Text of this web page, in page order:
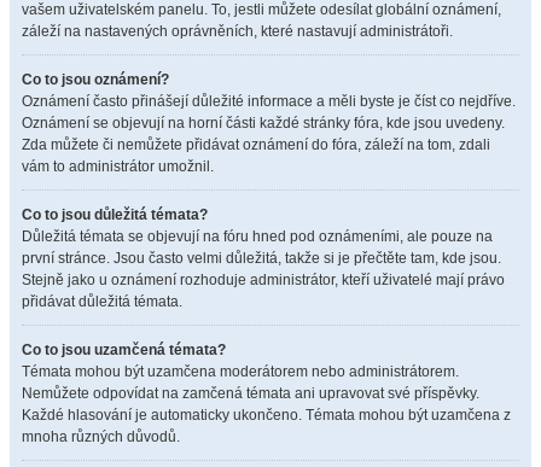
vašem uživatelském panelu. To, jestli můžete odesílat globální oznámení,
záleží na nastavených oprávněních, které nastavují administrátoři.
Co to jsou oznámení?
Oznámení často přinášejí důležité informace a měli byste je číst co nejdříve.
Oznámení se objevují na horní části každé stránky fóra, kde jsou uvedeny.
Zda můžete či nemůžete přidávat oznámení do fóra, záleží na tom, zdali
vám to administrátor umožnil.
Co to jsou důležitá témata?
Důležitá témata se objevují na fóru hned pod oznámeními, ale pouze na
první stránce. Jsou často velmi důležitá, takže si je přečtěte tam, kde jsou.
Stejně jako u oznámení rozhoduje administrátor, kteří uživatelé mají právo
přidávat důležitá témata.
Co to jsou uzamčená témata?
Témata mohou být uzamčena moderátorem nebo administrátorem.
Nemůžete odpovídat na zamčená témata ani upravovat své příspěvky.
Každé hlasování je automaticky ukončeno. Témata mohou být uzamčena z
mnoha různých důvodů.